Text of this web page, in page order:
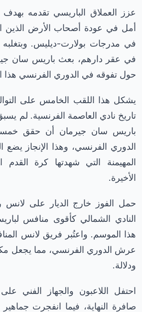
عزز العملاق الباريسي تقدمه
أمل في عودة أصحاب الأرض الذين
في مدرجات بولارت-ديليس.
في عقر دارهم، بعث باريس سان
حول تفوقه في الدوري الفرنسي هذا
يشكل هذا اللقب الخامس على
تاريخ نادي العاصمة الفرنسية. لم
باريس سان جيرمان أن حقق خمسة
الدوري الفرنسي، وهذا الإنجاز يضع
المهيمنة التي شهدتها كرة القدم
الأخيرة.
حمل الفوز خارج الديار على لانس
النادي الشمالي كأقوى منافس
هذا الموسم. واعتُبر فريق لانس
عرش الدوري الفرنسي، مما يجعل
ودلالة.
احتفل اللاعبون والجهاز الفني
صافرة النهاية، فيما انفجرت